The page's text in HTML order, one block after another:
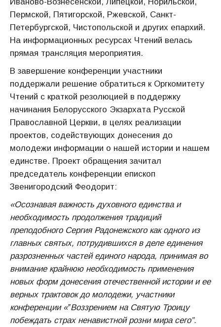
Пермской, Пятигорской, Ржевской, Санкт-
Петербургской, Чистопольской и других епархий.
На информационных ресурсах Чтений велась
прямая трансляция мероприятия.
В завершение конференции участники
поддержали решение обратиться к Оргкомитету
Чтений с краткой резолюцией в поддержку
начинания Белорусского Экзархата Русской
Православной Церкви, в целях реализации
проектов, содействующих донесения до
молодежи информации о нашей истории и нашем
единстве. Проект обращения зачитал
председатель конференции епископ
Звенигородский Феодорит:
«Осознавая важность духовного единства и
необходимость продолжения традиций
преподобного Сергия Радонежского как одного из
главных святых, потрудившихся в деле единения
разрозненных частей единого народа, принимая во
внимание крайнюю необходимость применения
новых форм донесения отечественной истории и ее
верных трактовок до молодежи, участники
конференции «‟Воззрением на Святую Троицу
побеждать страх ненавистной розни мира сего”.